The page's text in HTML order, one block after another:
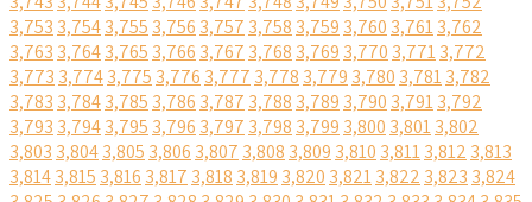
3,753 3,7543,755 3,756 3,757 3,758 3,759 3,760 3,7613,762
3,763 3,7643,765 3,766 3,767 3,768 3,769 3,770 3,7713,772
3,773 3,7743,775 3,776 3,777 3,778 3,779 3,780 3,7813,782
3,783 3,7843,785 3,786 3,787 3,788 3,789 3,790 3,7913,792
3,793 3,7943,795 3,796 3,797 3,798 3,799 3,800 3,8013,802
3,803 3,8043,805 3,806 3,807 3,808 3,809 3,810 3,8113,812 3,813
3,8143,815 3,816 3,817 3,818 3,819 3,820 3,8213,822 3,823 3,824